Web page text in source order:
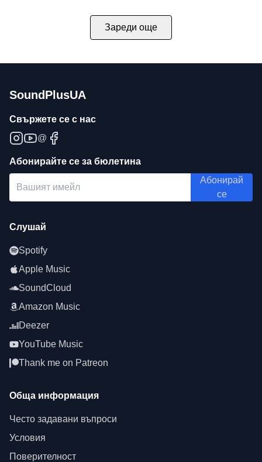
Зареди още
SoundPlusUA
Свържете се с нас
@
Абонирайте се за бюлетина
Абонирай
се
Слушай
Spotify
Apple Music
SoundCloud
Amazon Music
Deezer
YouTube Music
Thank me on Patreon
Обща информация
Често задавани въпроси
Условия
Поверителност